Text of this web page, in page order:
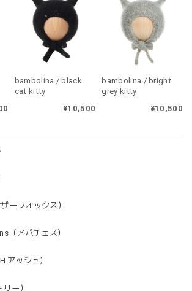
ーフォックス）
（アパチェス）
アッシュ）
ー）
bambolina / black
cat kitty
¥10,500
bambolina / bright
grey kitty
¥10,500